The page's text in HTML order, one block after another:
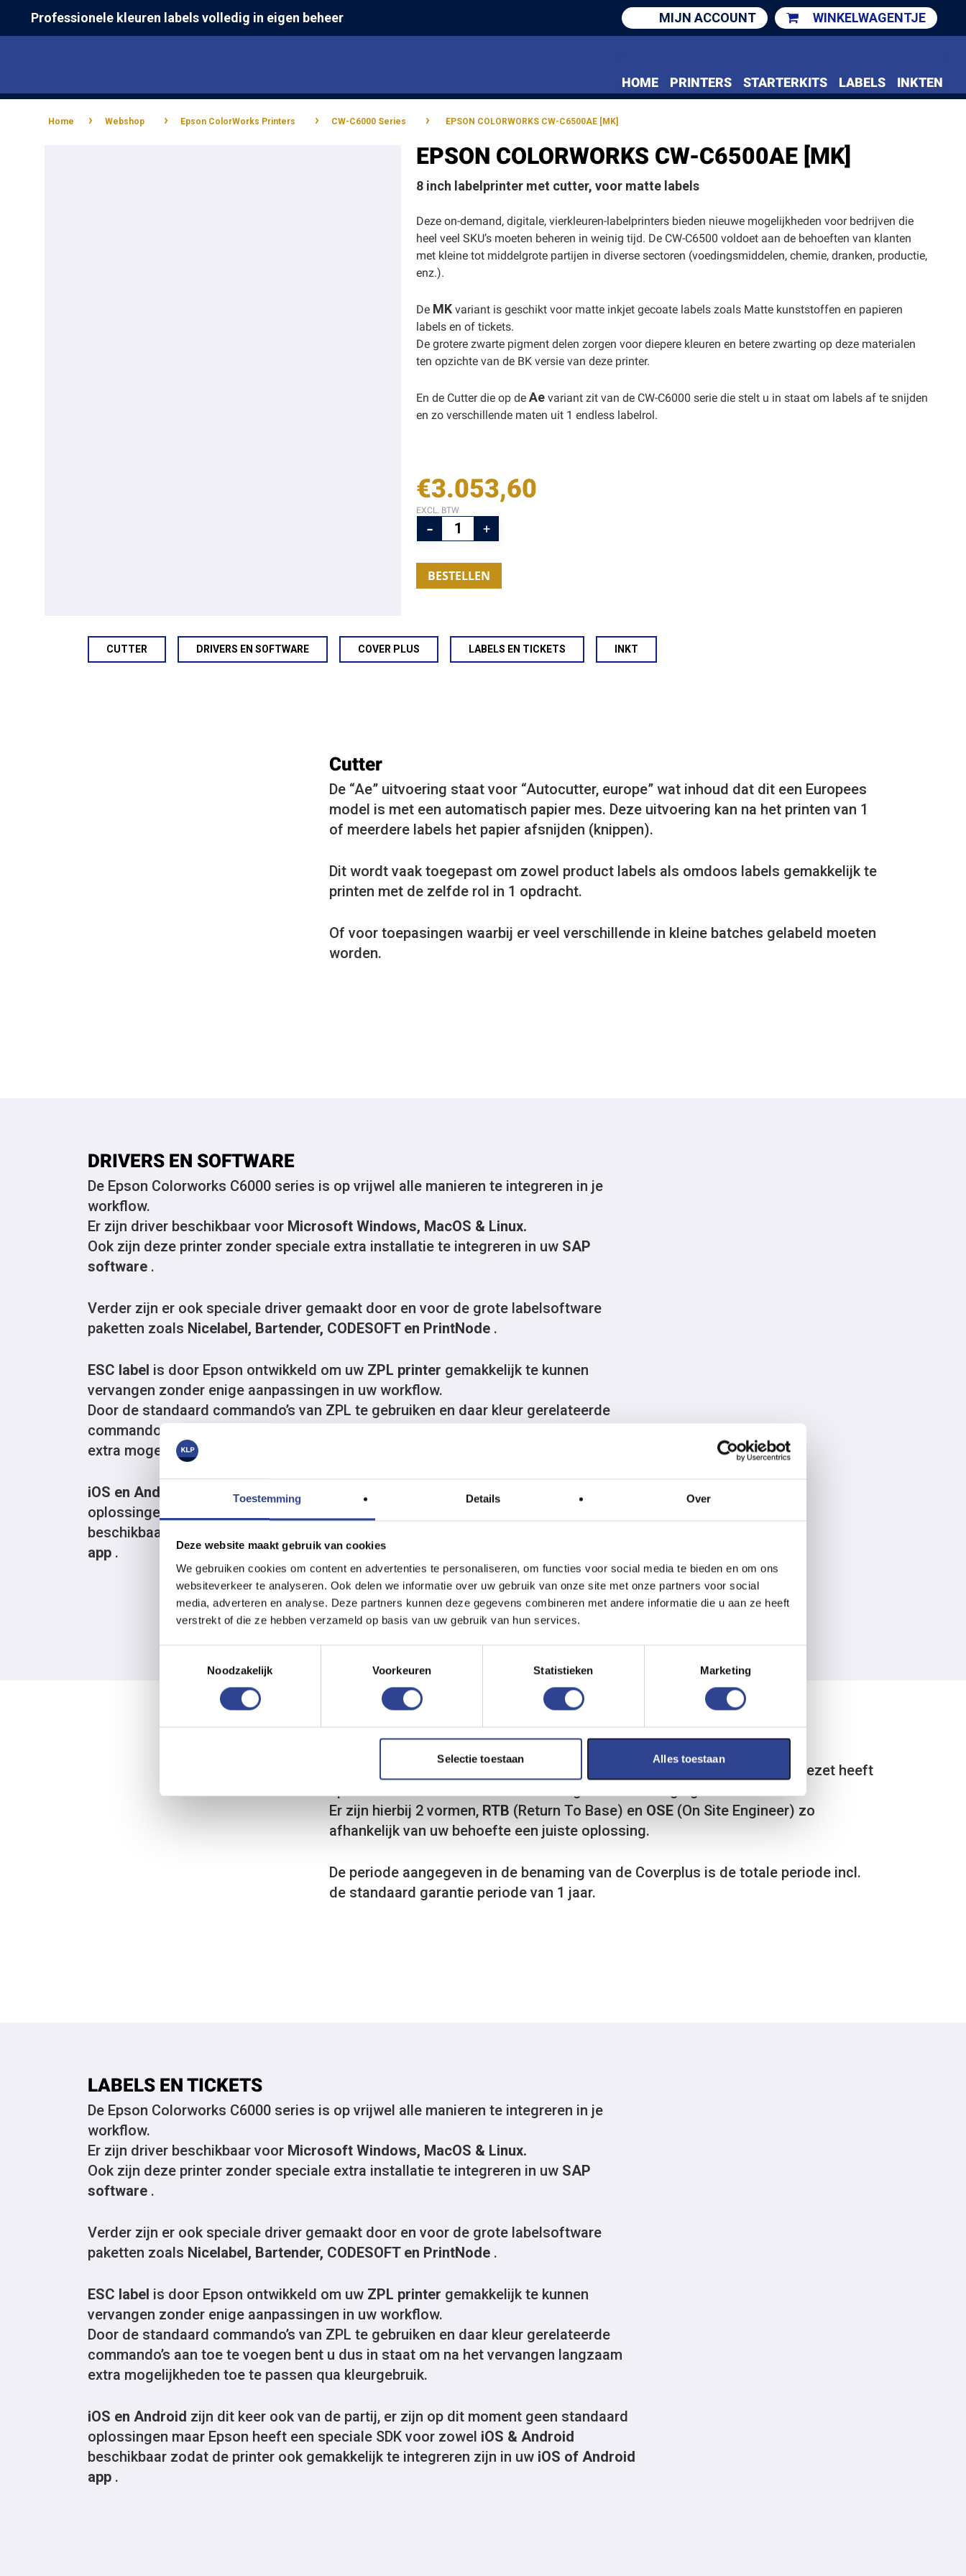
Toestemming Details Over
Deze website maakt gebruik van cookies
We gebruiken cookies om content en advertenties te personaliseren, om functies voor social media te bieden en om ons
websiteverkeer te analyseren. Ook delen we informatie over uw gebruik van onze site met onze partners voor social
media, adverteren en analyse. Deze partners kunnen deze gegevens combineren met andere informatie die u aan ze heeft
verstrekt of die ze hebben verzameld op basis van uw gebruik van hun services.
Noodzakelijk
Voorkeuren Statistieken Marketing
Selectie toestaan Alles toestaan
main
Professionele kleuren labels volledig in eigen beheer MIJN ACCOUNT WINKELWAGENTJE
HOME PRINTERS STARTERKITS LABELS INKTEN
Home › Webshop › Epson ColorWorks Printers › CW-C6000 Series › EPSON COLORWORKS CW-C6500AE [MK]
EPSON COLORWORKS CW-C6500AE [MK]
8 inch labelprinter met cutter, voor matte labels
Deze on-demand, digitale, vierkleuren-labelprinters bieden nieuwe mogelijkheden voor bedrijven die
heel veel SKU’s moeten beheren in weinig tijd. De CW-C6500 voldoet aan de behoeften van klanten
met kleine tot middelgrote partijen in diverse sectoren (voedingsmiddelen, chemie, dranken, productie,
enz.).
De MK variant is geschikt voor matte inkjet gecoate labels zoals Matte kunststoffen en papieren
labels en of tickets.
De grotere zwarte pigment delen zorgen voor diepere kleuren en betere zwarting op deze materialen
ten opzichte van de BK versie van deze printer.
En de Cutter die op de Ae variant zit van de CW-C6000 serie die stelt u in staat om labels af te snijden
en zo verschillende maten uit 1 endless labelrol.
€3.053,60
EXCL. BTW
BESTELLEN
CUTTER DRIVERS EN SOFTWARE COVER PLUS LABELS EN TICKETS INKT
Cutter
De “Ae” uitvoering staat voor “Autocutter, europe” wat inhoud dat dit een Europees
model is met een automatisch papier mes. Deze uitvoering kan na het printen van 1
of meerdere labels het papier afsnijden (knippen).
Dit wordt vaak toegepast om zowel product labels als omdoos labels gemakkelijk te
printen met de zelfde rol in 1 opdracht.
Of voor toepasingen waarbij er veel verschillende in kleine batches gelabeld moeten
worden.
DRIVERS EN SOFTWARE
De Epson Colorworks C6000 series is op vrijwel alle manieren te integreren in je
workflow.
Er zijn driver beschikbaar voor Microsoft Windows, MacOS & Linux.
Ook zijn deze printer zonder speciale extra installatie te integreren in uw SAP
software .
Verder zijn er ook speciale driver gemaakt door en voor de grote labelsoftware
paketten zoals Nicelabel, Bartender, CODESOFT en PrintNode .
ESC label is door Epson ontwikkeld om uw ZPL printer gemakkelijk te kunnen
vervangen zonder enige aanpassingen in uw workflow.
Door de standaard commando’s van ZPL te gebruiken en daar kleur gerelateerde
commando’s aan toe te voegen bent u dus in staat om na het vervangen langzaam
extra mogelijkheden toe te passen qua kleurgebruik.
iOS en Android
zijn dit keer ook van de partij, er zijn op dit moment geen standaard
oplossingen maar Epson heeft een speciale SDK voor zowel
beschikbaar zodat de printer ook gemakkelijk te integreren zijn in uw
app .
COVER PLUS
Omdat labelprinter vaak op cruciale locaties binnen uw bedrijf worden ingezet heeft
Er zijn hierbij 2 vormen, RTB (Return To Base) en OSE (On Site Engineer) zo
afhankelijk van uw behoefte een juiste oplossing.
De periode aangegeven in de benaming van de Coverplus is de totale periode incl.
de standaard garantie periode van 1 jaar.
LABELS EN TICKETS
De Epson Colorworks C6000 series is op vrijwel alle manieren te integreren in je
workflow.
Er zijn driver beschikbaar voor Microsoft Windows, MacOS & Linux.
Ook zijn deze printer zonder speciale extra installatie te integreren in uw SAP
software .
Verder zijn er ook speciale driver gemaakt door en voor de grote labelsoftware
paketten zoals Nicelabel, Bartender, CODESOFT en PrintNode .
ESC label is door Epson ontwikkeld om uw ZPL printer gemakkelijk te kunnen
vervangen zonder enige aanpassingen in uw workflow.
Door de standaard commando’s van ZPL te gebruiken en daar kleur gerelateerde
commando’s aan toe te voegen bent u dus in staat om na het vervangen langzaam
extra mogelijkheden toe te passen qua kleurgebruik.
iOS en Android zijn dit keer ook van de partij, er zijn op dit moment geen standaard
oplossingen maar Epson heeft een speciale SDK voor zowel iOS & Android
beschikbaar zodat de printer ook gemakkelijk te integreren zijn in uw iOS of Android
app .